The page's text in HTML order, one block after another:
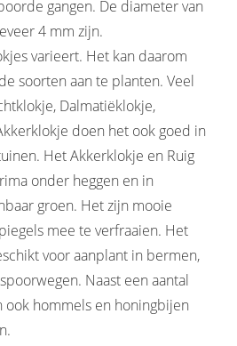
gangen. De diameter van
4 mm zijn.
varieert. Het kan daarom
soorten aan te planten. Veel
Dalmatiëklokje,
doen het ook goed in
Het Akkerklokje en Ruig
onder heggen en in
groen. Het zijn mooie
mee te verfraaien. Het
voor aanplant in bermen,
Naast een aantal
hommels en honingbijen